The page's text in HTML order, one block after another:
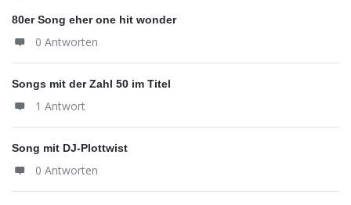
80er Song eher one hit wonder
0 Antworten
Songs mit der Zahl 50 im Titel
1 Antwort
Song mit DJ-Plottwist
0 Antworten